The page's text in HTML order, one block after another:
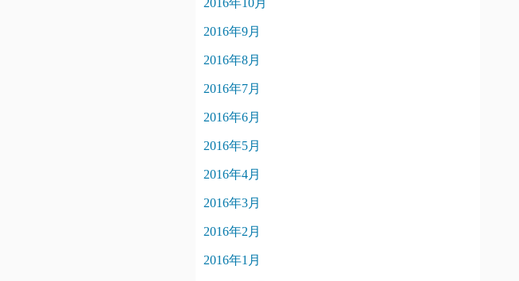
2016年10月
2016年9月
2016年8月
2016年7月
2016年6月
2016年5月
2016年4月
2016年3月
2016年2月
2016年1月